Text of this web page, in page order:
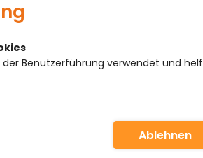
Benutzerführung verwendet und